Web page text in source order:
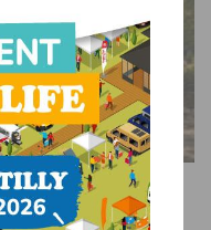
en camping-car